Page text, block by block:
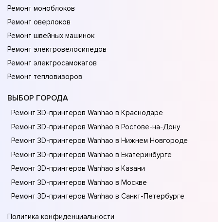
Ремонт моноблоков
Ремонт оверлоков
Ремонт швейных машинок
Ремонт электровелосипедов
Ремонт электросамокатов
Ремонт тепловизоров
ВЫБОР ГОРОДА
Ремонт 3D-принтеров Wanhao в Краснодаре
Ремонт 3D-принтеров Wanhao в Ростове-на-Донy
Ремонт 3D-принтеров Wanhao в Нижнем Новгороде
Ремонт 3D-принтеров Wanhao в Екатеринбурге
Ремонт 3D-принтеров Wanhao в Казани
Ремонт 3D-принтеров Wanhao в Москве
Ремонт 3D-принтеров Wanhao в Санкт-Петербурге
Политика конфиденциальности